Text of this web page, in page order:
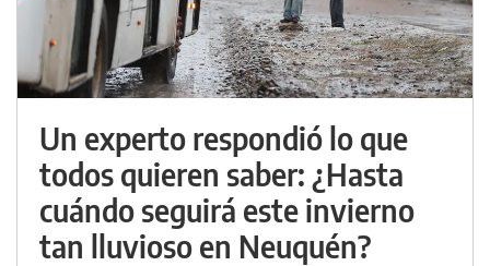
Un experto respondió lo que
todos quieren saber: ¿Hasta
cuándo seguirá este invierno
tan lluvioso en Neuquén?